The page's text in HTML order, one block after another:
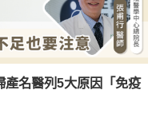
產名醫列5大原因「免疫